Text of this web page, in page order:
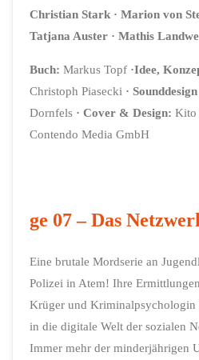
Christian Stark · Marion von
Tatjana Auster · Mathis
Buch: Markus Topf ·Idee,
Christoph Piasecki ·
Dornfels ·Cover & Design: Kito
Contendo Media GmbH
ge 07 – Das
Eine brutale Mordserie an
Polizei in Atem! Ihre
Krüger und Kriminalpsychologin
in die digitale Welt der sozialen
Immer mehr der minderjährigen